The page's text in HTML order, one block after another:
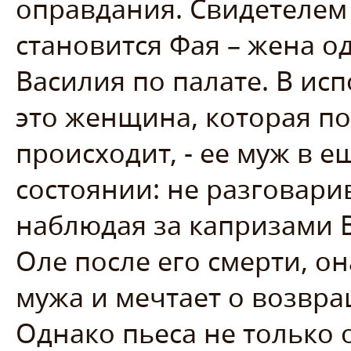
оправдания.
становится Фая – жена
Василия по палате. В
это женщина, которая
происходит, - ее муж в
состоянии: не
наблюдая за капризами
Оле после его смерти,
мужа и мечтает о
Однако пьеса не только